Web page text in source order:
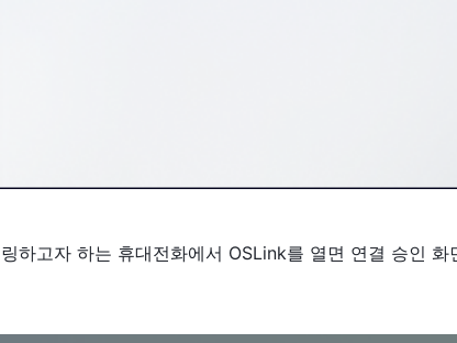
하고자 하는 휴대전화에서 OSLink를 열면 연결 승인 화